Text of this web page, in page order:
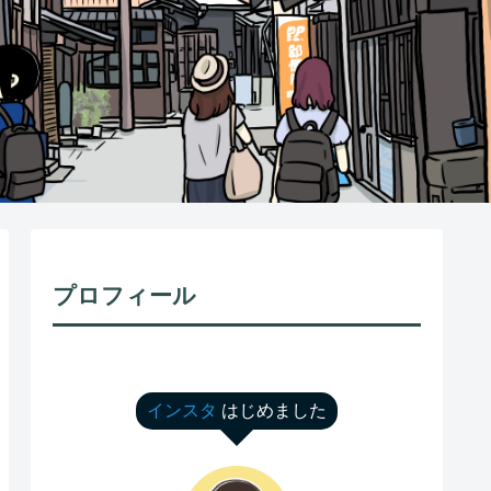
プロフィール
インスタ はじめました